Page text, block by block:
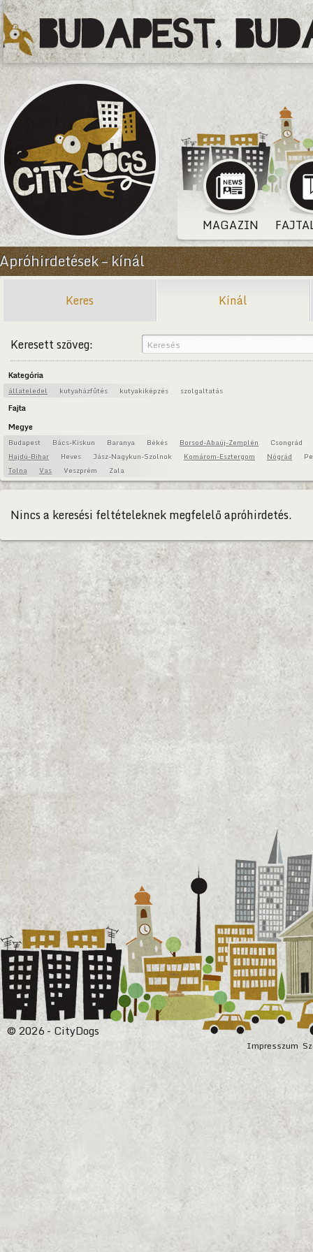
MAGAZIN
Apróhirdetések – kínál
Keres Kínál
Keresett szöveg:
Kategória
állateledel kutyaházfűtés kutyakiképzés szolgaltatás
Fajta
Megye
Budapest Bács-Kiskun Baranya Békés Borsod-Abaúj-Zemplén
Csongrád
Hajdú-Bihar
Heves Jász-Nagykun-Szolnok Komárom-Esztergom Nógrád
Tolna
Vas Veszprém Zala
Nincs a keresési feltételeknek megfelelő apróhirdetés.
Impresszum
© 2026 - CityDogs